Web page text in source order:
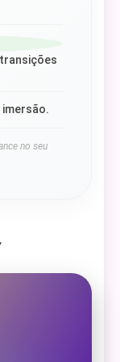
no seu